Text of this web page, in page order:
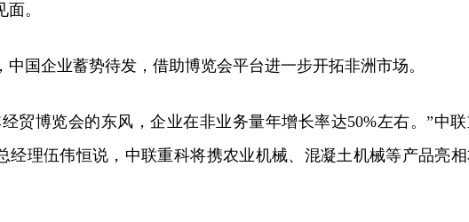
。
中国企业蓄势待发，借助博览会平台进一步开拓非洲市场。
贸博览会的东风，企业在非业务量年增长率达50%左右。”中
经理伍伟恒说，中联重科将携农业机械、混凝土机械等产品亮